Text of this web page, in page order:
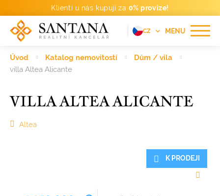
Klienti u nás kupují za 0% provize!
MENU
CZ
PT
Úvod Katalog nemovitostí
Dům / vila
villa Altea Alicante
VILLA ALTEA ALICANTE
Altea
K PRODEJI